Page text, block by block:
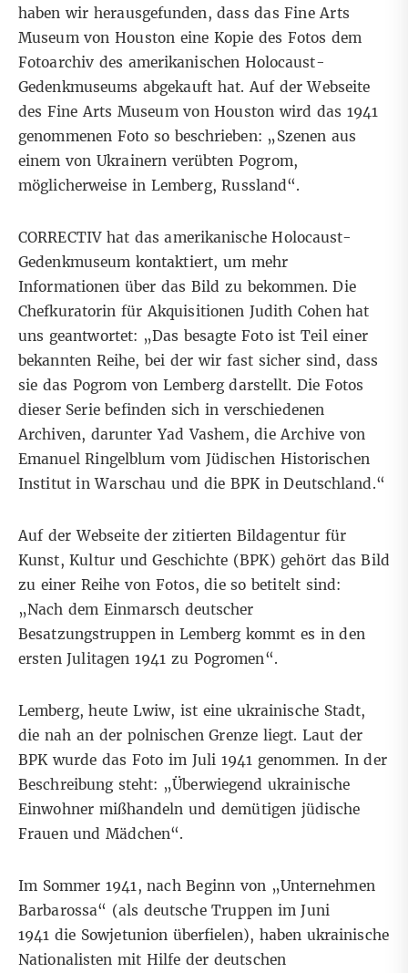
haben wir herausgefunden, dassdas Fine Arts
Museum von Houston eine Kopie des Fotos dem
Fotoarchiv des amerikanischen Holocaust-
Gedenkmuseums abgekauft hat. Auf der Webseite
des Fine Arts Museum von Houston wird das 1941
genommenen Foto so beschrieben: „Szenen aus
einem von Ukrainern verübten Pogrom,
möglicherweise in Lemberg, Russland“.
CORRECTIV hat das amerikanische Holocaust-
Gedenkmuseum kontaktiert, um mehr
Informationen über das Bild zu bekommen. Die
Chefkuratorin für Akquisitionen Judith Cohen hat
uns geantwortet: „Das besagte Foto ist Teil einer
bekannten Reihe, bei der wir fast sicher sind, dass
sie das Pogrom von Lemberg darstellt. Die Fotos
dieser Serie befinden sich in verschiedenen
Archiven, darunter Yad Vashem, die Archive von
Emanuel Ringelblum vom Jüdischen Historischen
Institut in Warschau und die BPK in Deutschland.“
Auf der Webseiteder zitierten Bildagentur für
Kunst, Kultur und Geschichte (BPK) gehört das Bild
zu einer Reihe von Fotos, die so betitelt sind:
„Nach dem Einmarsch deutscher
Besatzungstruppen in Lemberg kommt es in den
ersten Julitagen 1941 zu Pogromen“.
Lemberg, heute Lwiw, ist eine ukrainische Stadt,
die nah an der polnischen Grenze liegt. Laut der
BPK wurde das Foto im Juli 1941 genommen. In der
Beschreibung steht: „Überwiegend ukrainische
Einwohner mißhandeln und demütigen jüdische
Frauen und Mädchen“.
Im Sommer 1941, nach Beginn von „Unternehmen
Barbarossa“ (als deutsche Truppen im Juni
1941 die Sowjetunion überfielen), haben ukrainische
Nationalisten mit Hilfe der deutschen